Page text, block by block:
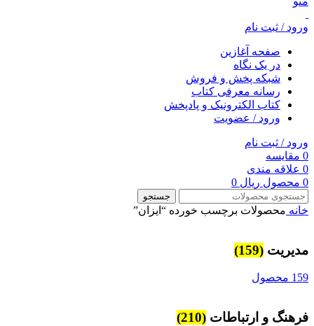
ورود / ثبت نام
صفحه آغازین
در یک نگاه
شبکه پخش و فروش
رسانه معرفی کتاب
کتاب الکترونیک و پادپخش
ورود / عضویت
ورود / ثبت نام
0 مقایسه
0 علاقه مندی
0 محصول ریال
جستجو
خانه محصولات برچسب خورده “ایزان”
مديريت (159)
159 محصول
فرهنگ و ارتباطات (210)